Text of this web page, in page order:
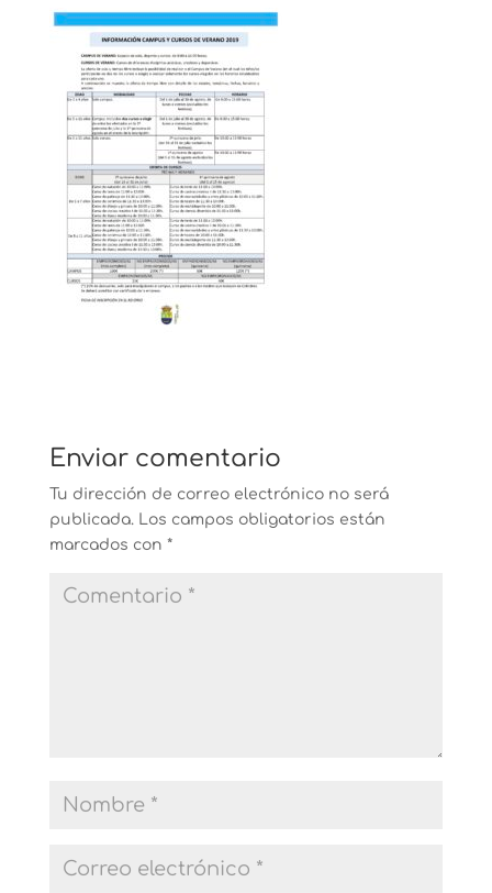
Enviar comentario
Tu dirección de correo electrónico no será
publicada. Los campos obligatorios están
marcados con *